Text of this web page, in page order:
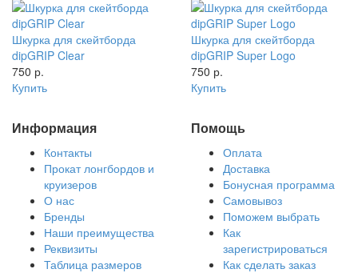
Шкурка для скейтборда
dipGRIP Clear
750 р.
Купить
Шкурка для скейтборда
dipGRIP Super Logo
750 р.
Купить
Информация
Контакты
Прокат лонгбордов и
круизеров
О нас
Бренды
Наши преимущества
Реквизиты
Таблица размеров
Помощь
Оплата
Доставка
Бонусная программа
Самовывоз
Поможем выбрать
Как
зарегистрироваться
Как сделать заказ